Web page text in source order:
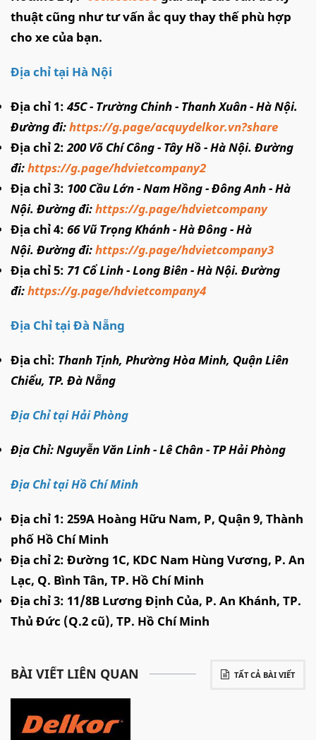
thuật cũng như tư vấn ắc quy thay thế phù hợp
cho xe của bạn.
Địa chỉ tại Hà Nội
Địa chỉ 1:45C - Trường Chinh - Thanh Xuân - Hà Nội.
Đường đi:https://g.page/acquydelkor.vn?share
Địa chỉ 2:200 Võ Chí Công - Tây Hồ - Hà Nội. Đường
đi:https://g.page/hdvietcompany2
Địa chỉ 3: 100 Cầu Lớn - Nam Hồng - Đông Anh - Hà
Nội. Đường đi:https://g.page/hdvietcompany
Địa chỉ 4: 66 Vũ Trọng Khánh - Hà Đông - Hà
Nội. Đường đi:https://g.page/hdvietcompany3
Địa chỉ 5: 71 Cổ Linh - Long Biên - Hà Nội. Đường
đi:https://g.page/hdvietcompany4
Địa Chỉ tại Đà Nẵng
Địa chỉ: Thanh Tịnh, Phường Hòa Minh, Quận Liên
Chiểu, TP. Đà Nẵng
Địa Chỉ tại Hải Phòng
Địa Chỉ: Nguyễn Văn Linh - Lê Chân - TP Hải Phòng
Địa Chỉ tại Hồ Chí Minh
Địa chỉ 1: 259A Hoàng Hữu Nam, P, Quận 9, Thành
phố Hồ Chí Minh
Địa chỉ 2: Đường 1C, KDC Nam Hùng Vương, P. An
Lạc, Q. Bình Tân, TP. Hồ Chí Minh
Địa chỉ 3: 11/8B Lương Định Của, P. An Khánh, TP.
Thủ Đức (Q.2 cũ), TP. Hồ Chí Minh
TẤT CẢ BÀI VIẾT
BÀI VIẾT LIÊN QUAN